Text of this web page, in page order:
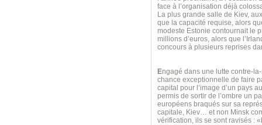
face à l’organisation déjà
La plus grande salle de Kiev,
que la capacité requise, alors
modeste Estonie contournait le
millions d’euros, alors que
concours à plusieurs reprises
Engagé dans une lutte contre-
chance exceptionnelle de faire
capital pour l’image d’un pays
permis de sortir de l’ombre un
européens braqués sur sa
capitale, Kiev… et non Minsk
vérification, ils se sont ravisés :